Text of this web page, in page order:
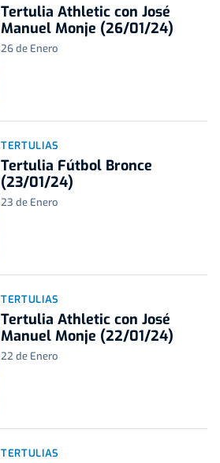
Tertulia Athletic con José
Manuel Monje (26/01/24)
26 de Enero
TERTULIAS
Tertulia Fútbol Bronce
(23/01/24)
23 de Enero
TERTULIAS
Tertulia Athletic con José
Manuel Monje (22/01/24)
22 de Enero
TERTULIAS